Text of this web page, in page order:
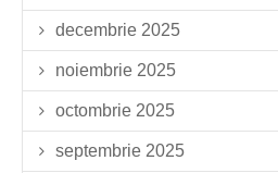
decembrie 2025
noiembrie 2025
octombrie 2025
septembrie 2025